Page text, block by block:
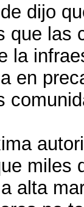
dijo
que las
la
en
miles
alta